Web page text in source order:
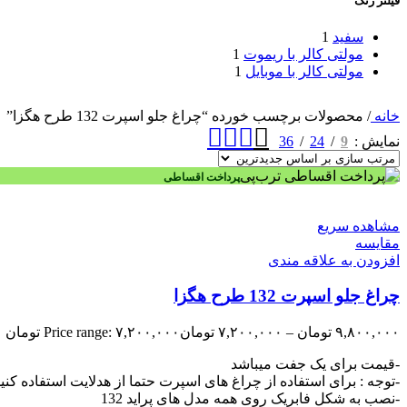
سفید 1
مولتی کالر با ریموت 1
مولتی کالر با موبایل 1
خانه/ محصولات برچسب خورده “چراغ جلو اسپرت 132 طرح هگزا”
نمایش
9
24
36
پرداخت اقساطی
مشاهده سریع
مقایسه
افزودن به علاقه مندی
چراغ جلو اسپرت 132 طرح هگزا
۹,۸۰۰,۰۰۰ تومان – ۷,۲۰۰,۰۰۰ تومان Price range: ۷,۲۰۰,۰۰۰ تومان through ۹,۸۰۰,۰۰۰ تومان
-قیمت برای یک جفت میباشد
-توجه : برای استفاده از چراغ های اسپرت حتما از هدلایت استفاده
-نصب به شکل فابریک روی همه مدل های پراید 132